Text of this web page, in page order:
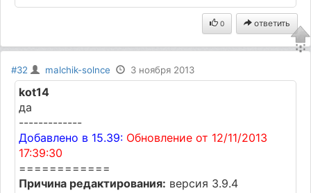
0 ответить
#32 malchik-solnce 3 ноября 2013
kot14
да
-------------
Добавлено в 15.39: Обновление от 12/11/2013
17:39:30
============
Причина редактирования: версия 3.9.4